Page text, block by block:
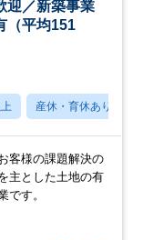
迎／新築事業
（平均151
産休・育休あり
客様の課題解決の
主とした土地の有
です。